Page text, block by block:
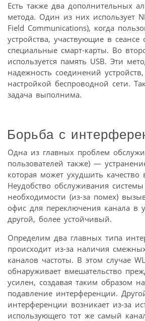
Есть также два дополнительных
метода. Один из них использует
Field Communications), когда
устройства, участвующие в сеансе
специальные смарт-карты. Во
используется память USB. Эти
надежность соединений
настройкой беспроводной сети.
задача выполнима.
Борьба с
Одна из главных проблем
пользователей также) —
которая может ухудшить качество
Неудобство обслуживания
необходимости (из-за помех)
офис для переключения канала в
другой, более устойчивый.
Определим два главных типа
происходит из-за наличия
каналов частоты. В этом случае
обнаруживает вмешательство
усилен, создавая таким образом
подавление интерференции.
интерференции возникает из-за
использующего тот же самый